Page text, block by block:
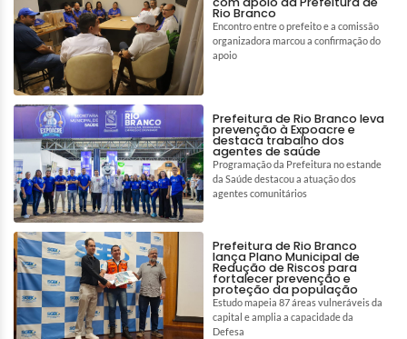
Rio Branco
Encontro entre o prefeito e a comissão
organizadora marcou a confirmação do
apoio
Prefeitura de Rio Branco leva
prevenção à Expoacre e
destaca trabalho dos
agentes de saúde
Programação da Prefeitura no estande
da Saúde destacou a atuação dos
agentes comunitários
Prefeitura de Rio Branco
lança Plano Municipal de
Redução de Riscos para
fortalecer prevenção e
proteção da população
Estudo mapeia 87 áreas vulneráveis da
capital e amplia a capacidade da
Defesa